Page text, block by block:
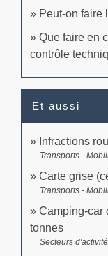
Peut-on faire
Que faire en
contrôle
Et aussi
Infractions
Transports -
Carte grise
Transports -
Camping-car
tonnes
Secteurs d'activité